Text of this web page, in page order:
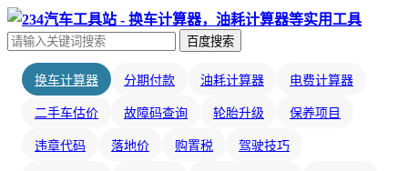
百度搜索
换车计算器 分期付款 油耗计算器 电费计算器
二手车估价 故障码查询 轮胎升级 保养项目
违章代码 落地价 购置税 驾驶技巧